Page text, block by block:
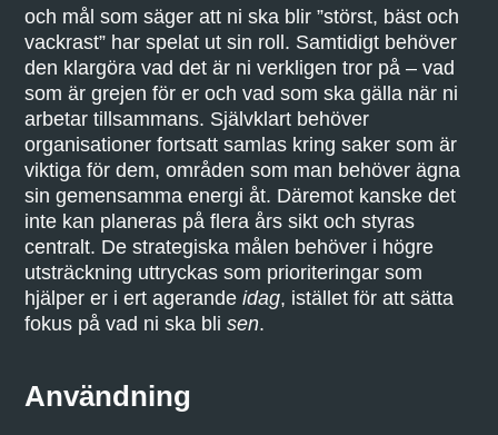
och mål som säger att ni ska blir ”störst, bäst och
vackrast” har spelat ut sin roll. Samtidigt behöver
den klargöra vad det är ni verkligen tror på – vad
som är grejen för er och vad som ska gälla när ni
arbetar tillsammans. Självklart behöver
organisationer fortsatt samlas kring saker som är
viktiga för dem, områden som man behöver ägna
sin gemensamma energi åt. Däremot kanske det
inte kan planeras på flera års sikt och styras
centralt. De strategiska målen behöver i högre
utsträckning uttryckassom prioriteringar som
hjälper er i ert agerandeidag, istället för att sätta
fokus på vad ni ska blisen.
Användning